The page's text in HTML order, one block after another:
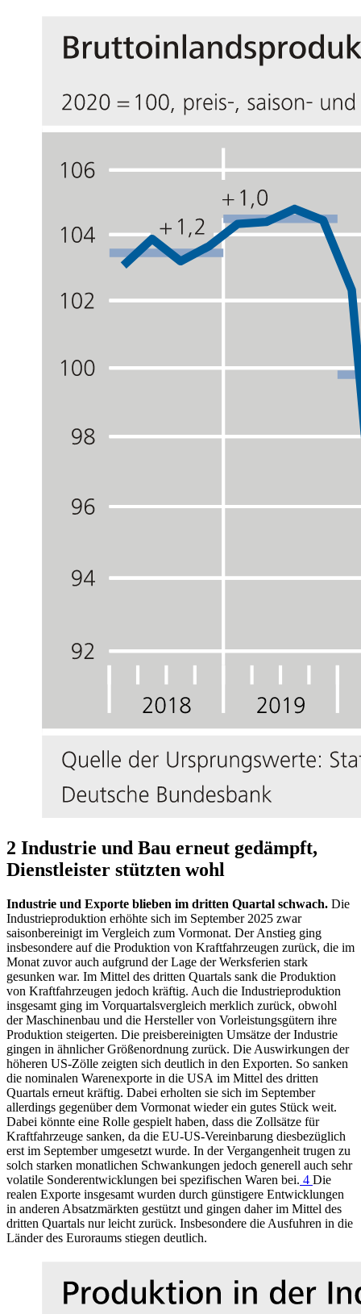
2 Industrie und Bau erneut gedämpft,
Dienstleister stützten wohl
Industrie und Exporte blieben im dritten Quartal schwach. Die
Industrieproduktion erhöhte sich im September 2025 zwar
saisonbereinigt im Vergleich zum Vormonat. Der Anstieg ging
insbesondere auf die Produktion von Kraftfahrzeugen zurück, die im
Monat zuvor auch aufgrund der Lage der Werksferien stark
gesunken war. Im Mittel des dritten Quartals sank die Produktion
von Kraftfahrzeugen jedoch kräftig. Auch die Industrieproduktion
insgesamt ging im Vorquartalsvergleich merklich zurück, obwohl
der Maschinenbau und die Hersteller von Vorleistungsgütern ihre
Produktion steigerten. Die preisbereinigten Umsätze der Industrie
gingen in ähnlicher Größenordnung zurück. Die Auswirkungen der
höheren US-Zölle zeigten sich deutlich in den Exporten. So sanken
die nominalen Warenexporte in die USA im Mittel des dritten
Quartals erneut kräftig. Dabei erholten sie sich im September
allerdings gegenüber dem Vormonat wieder ein gutes Stück weit.
Dabei könnte eine Rolle gespielt haben, dass die Zollsätze für
Kraftfahrzeuge sanken, da die EU-US-Vereinbarung diesbezüglich
erst im September umgesetzt wurde. In der Vergangenheit trugen zu
solch starken monatlichen Schwankungen jedoch generell auch sehr
volatile Sonderentwicklungen bei spezifischen Waren bei. 4 Die
realen Exporte insgesamt wurden durch günstigere Entwicklungen
in anderen Absatzmärkten gestützt und gingen daher im Mittel des
dritten Quartals nur leicht zurück. Insbesondere die Ausfuhren in die
Länder des Euroraums stiegen deutlich.